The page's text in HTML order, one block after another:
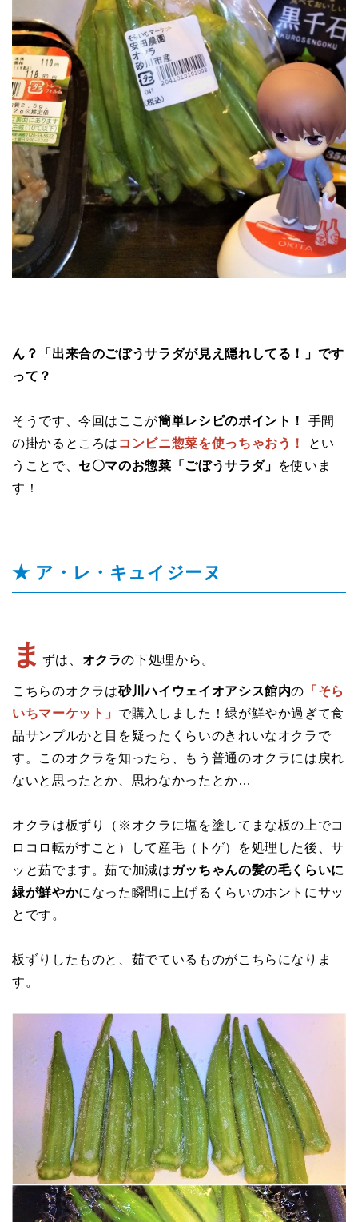
ん？「出来合のごぼうサラダが見え隠れしてる！」です
って？
そうです、今回はここが簡単レシピのポイント！ 手間
の掛かるところは コンビニ惣菜を使っちゃおう！
とい
うことで、 セ〇マのお惣菜「ごぼうサラダ」
を使いま
す！
★ ア・レ・キュイジーヌ
ま ずは、 オクラの下処理から。
こちらのオクラは砂川ハイウェイオアシス館内の 「そら
いちマーケット」 で購入しました！緑が鮮やか過ぎて食
品サンプルかと目を疑ったくらいのきれいなオクラで
す。このオクラを知ったら、もう普通のオクラには戻れ
ないと思ったとか、思わなかったとか…
オクラは板ずり（※オクラに塩を塗してまな板の上でコ
ロコロ転がすこと）して産毛（トゲ）を処理した後、サ
ッと茹でます。茹で加減は ガッちゃんの髪の毛くらいに
緑が鮮やかになった瞬間に上げるくらいのホントにサッ
とです。
板ずりしたものと、茹でているものがこちらになりま
す。